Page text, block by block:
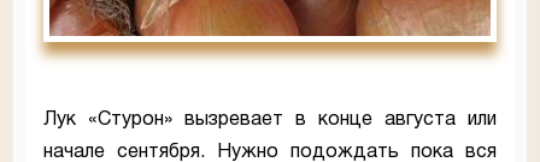
Лук «Стурон» вызревает в конце августа или
начале сентября. Нужно подождать пока вся